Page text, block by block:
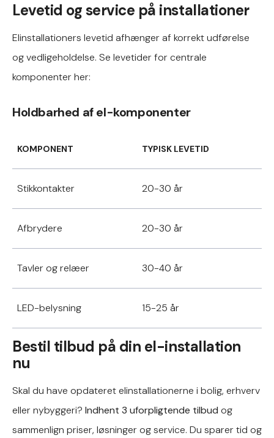
Levetid og service på installationer
Elinstallationers levetid afhænger af korrekt udførelse
og vedligeholdelse. Se levetider for centrale
komponenter her:
Holdbarhed af el-komponenter
KOMPONENT TYPISK LEVETID
Stikkontakter 20-30 år
Afbrydere 20-30 år
Tavler og relæer 30-40 år
LED-belysning 15-25 år
Bestil tilbud på din el-installation
nu
Skal du have opdateret elinstallationerne i bolig, erhverv
eller nybyggeri? Indhent 3 uforpligtende tilbud og
sammenlign priser, løsninger og service. Du sparer tid og